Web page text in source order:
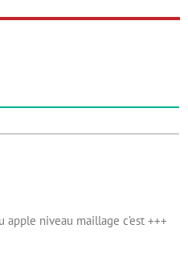
niveau maillage c’est +++